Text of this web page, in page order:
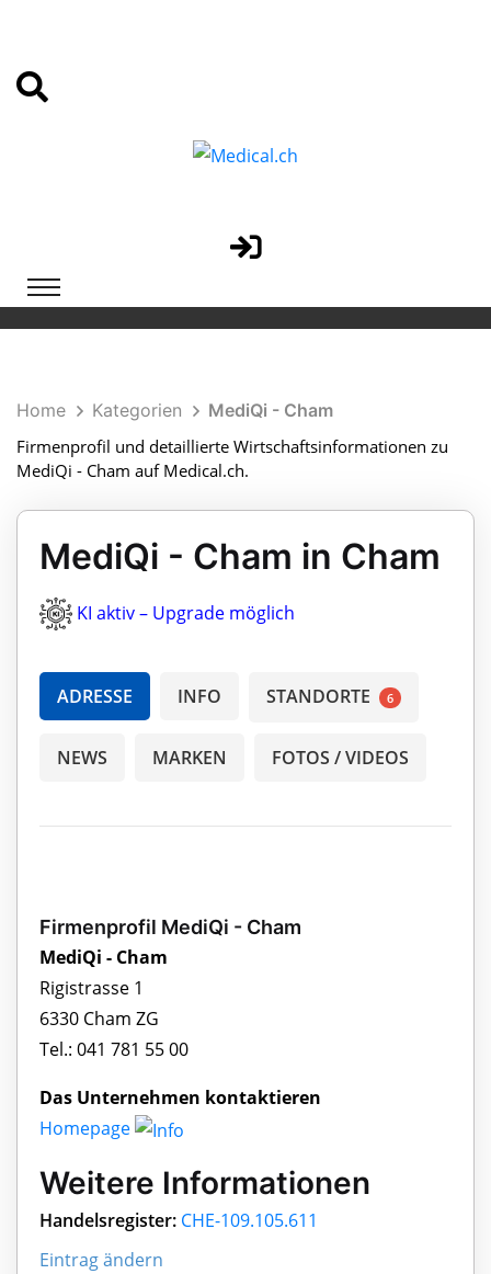
Home Kategorien
MediQi - Cham
Firmenprofil und detaillierte Wirtschaftsinformationen zu
MediQi - Cham auf Medical.ch.
MediQi - Cham in Cham
KI aktiv – Upgrade möglich
ADRESSE INFO STANDORTE 6
NEWS MARKEN FOTOS / VIDEOS
Firmenprofil MediQi - Cham
MediQi - Cham
Rigistrasse 1
6330 Cham ZG
Tel.: 041 781 55 00
Das Unternehmen kontaktieren
Homepage
Weitere Informationen
Handelsregister: CHE-109.105.611
Eintrag ändern